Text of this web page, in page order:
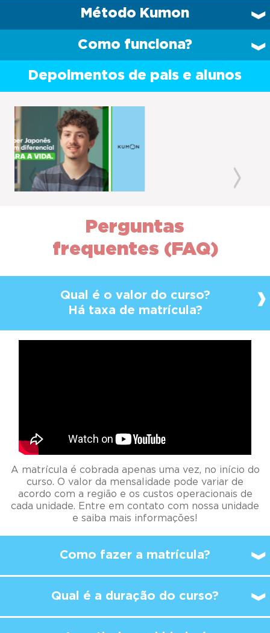
Método Kumon
Como funciona?
Depoimentos de pais e alunos
Previous
Perguntas
frequentes (FAQ)
Qual é o valor do curso?
Há taxa de matrícula?
A matrícula é cobrada apenas uma vez, no início do
curso. O valor da mensalidade pode variar de
acordo com a região e os custos operacionais de
cada unidade. Entre em contato com nossa unidade
e saiba mais informações!
Como fazer a matrícula?
Qual é a duração do curso?